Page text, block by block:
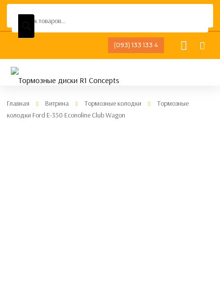
Поиск
товаров
(093) 133 133 4
Главная Витрина Тормозные колодки
Тормозные
колодки Ford E-350 Econoline Club Wagon